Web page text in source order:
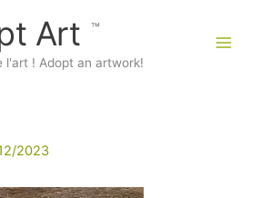
Art
l'art ! Adopt an artwork!
2023